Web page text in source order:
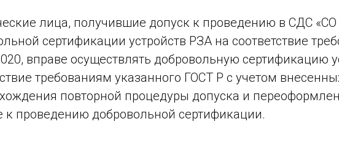
лица, получившие допуск к проведению в СДС «СО
сертификации устройств РЗА на соответствие
вправе осуществлять добровольную сертификацию
требованиям указанного ГОСТ Р с учетом
повторной процедуры допуска и
к проведению добровольной сертификации.